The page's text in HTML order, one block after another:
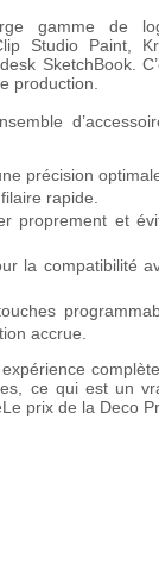
gamme de
Studio Paint,
SketchBook.
production.
précision
rapide.
proprement et
la compatibilité
accrue.
ce qui est un
Le prix de la Deco